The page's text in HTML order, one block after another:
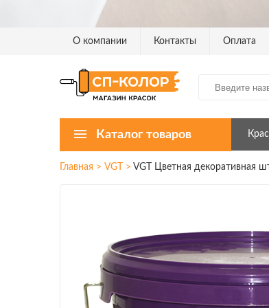
О компании Контакты Оплата
Каталог товаров
Главная > VGT > VGT Цветная декоративная